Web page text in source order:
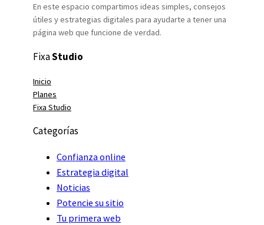
En este espacio compartimos ideas simples, consejos
útiles y estrategias digitales para ayudarte a tener una
página web que funcione de verdad.
FixaStudio
Inicio
Planes
Fixa Studio
Categorías
Confianza online
Estrategia digital
Noticias
Potencie su sitio
Tu primera web